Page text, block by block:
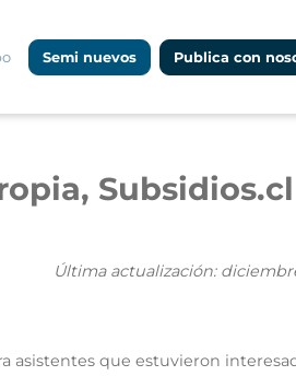
Semi nuevos Publica con
Última actualización:
asistentes que estuvieron